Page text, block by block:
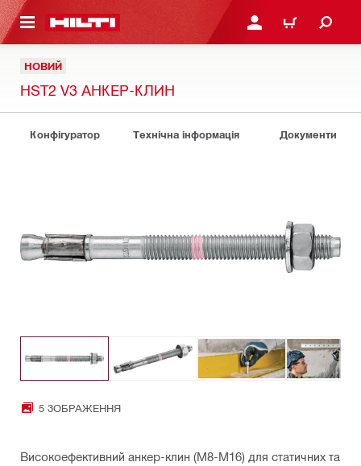
ЗМІСТУ УВІЙТИ АБО
КОШИК
НОВИЙ
HST2 V3 АНКЕР-КЛИН
Конфігуратор Технічна інформація Документи
5 ЗОБРАЖЕННЯ
Високоефективний анкер-клин (M8-M16) для статичних та